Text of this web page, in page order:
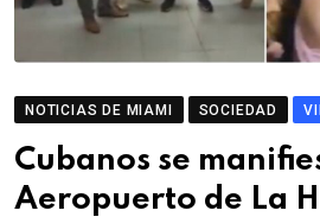
NOTICIAS DE MIAMI SOCIEDAD
Cubanos se
Aeropuerto de La